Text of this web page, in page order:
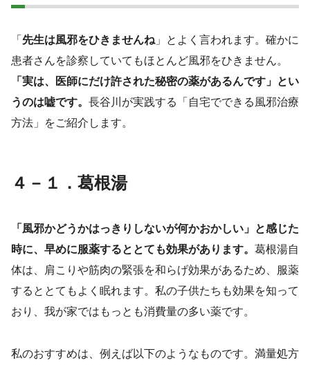
「 先生は風邪をひきませんね 」とよく言われます。確かに
患者さんを診察していてもほとんど風邪をひきません。
「実は、医師にだけ許された秘密の薬があるんです」とい
うのは嘘です。 長谷川が実践する「自宅でできる風邪治療
方法」をご紹介します。
４－１．葛根湯
「風邪かどうかはっきりしないが何かおかしい」と感じた
時に、早めに服薬するととても効果があります。 葛根湯自
体は、肩こりや筋肉の緊張を和らげ効果があるため、服薬
するととてもよく眠れます。私の子供たちも効果を知って
おり、我が家ではもっとも消費量の多い薬です。
私のおすすめは、例えば以下のようなものです。満量処方